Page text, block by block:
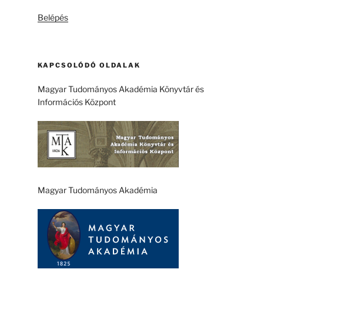
Belépés
KAPCSOLÓDÓ OLDALAK
Magyar Tudományos Akadémia Könyvtár és
Információs Központ
Magyar Tudományos Akadémia